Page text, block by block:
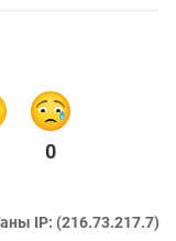
0
IP: (216.73.217.7)